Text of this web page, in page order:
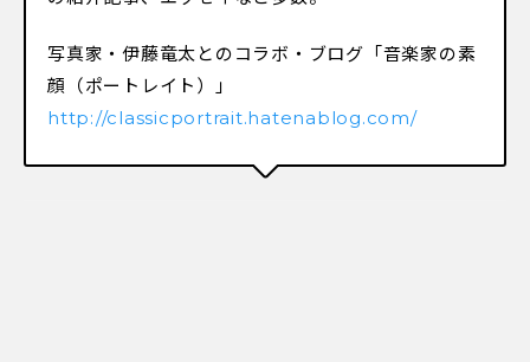
写真家・伊藤竜太とのコラボ・ブログ「音楽家の素
顔（ポートレイト）」
http://classicportrait.hatenablog.com/